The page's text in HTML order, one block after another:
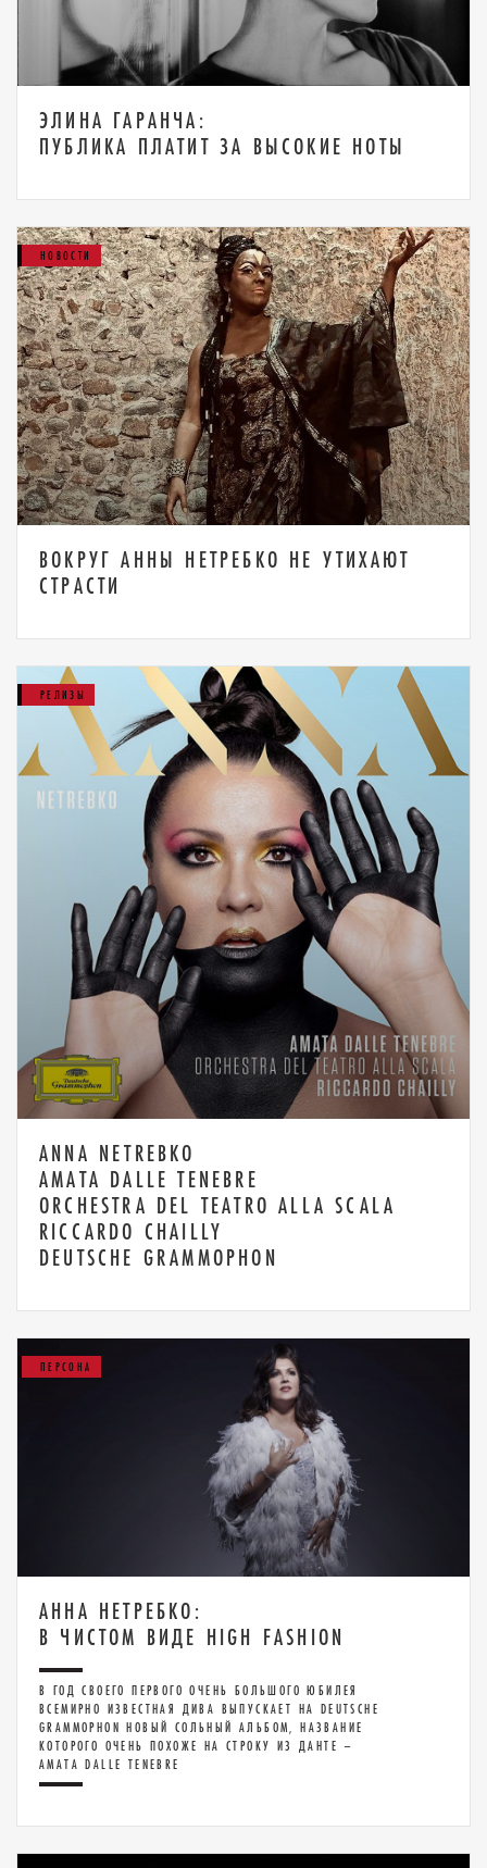
ЭЛИНА ГАРАНЧА:
ПУБЛИКА ПЛАТИТ ЗА ВЫСОКИЕ НОТЫ
НОВОСТИ
ВОКРУГ АННЫ НЕТРЕБКО НЕ УТИХАЮТ
СТРАСТИ
РЕЛИЗЫ
ANNA NETREBKO
AMATA DALLE TENEBRE
ORCHESTRA DEL TEATRO ALLA SCALA
RICCARDO CHAILLY
DEUTSCHE GRAMMOPHON
ПЕРСОНА
АННА НЕТРЕБКО:
В ЧИСТОМ ВИДЕ HIGH FASHION
В ГОД СВОЕГО ПЕРВОГО ОЧЕНЬ БОЛЬШОГО ЮБИЛЕЯ
ВСЕМИРНО ИЗВЕСТНАЯ ДИВА ВЫПУСКАЕТ НА DEUTSCHE
GRAMMOPHON НОВЫЙ СОЛЬНЫЙ АЛЬБОМ, НАЗВАНИЕ
КОТОРОГО ОЧЕНЬ ПОХОЖЕ НА СТРОКУ ИЗ ДАНТЕ –
AMATA DALLE TENEBRE